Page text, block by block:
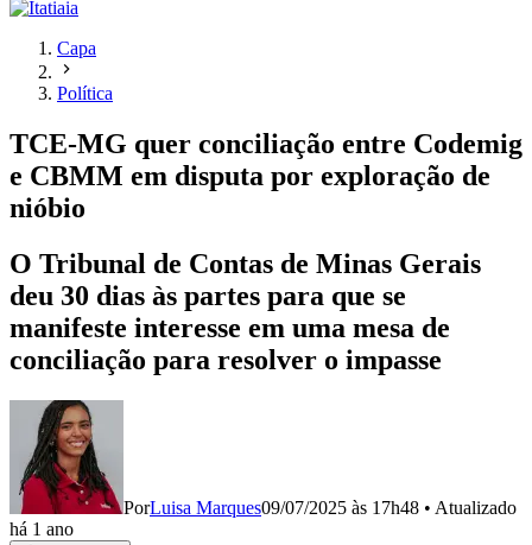
Capa
Política
TCE-MG quer conciliação entre Codemig
e CBMM em disputa por exploração de
nióbio
O Tribunal de Contas de Minas Gerais
deu 30 dias às partes para que se
manifeste interesse em uma mesa de
conciliação para resolver o impasse
PorLuisa Marques09/07/2025 às 17h48 • Atualizado
há 1 ano